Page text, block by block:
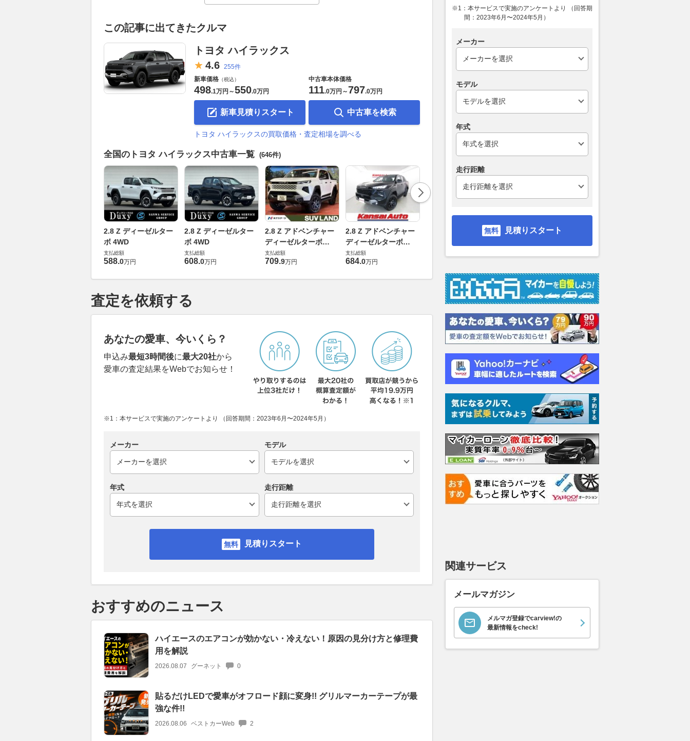
この記事に出てきたクルマ
トヨタ ハイラックス
4.6 255件
新車価格 （税込）
498.1万円 ～550.0万円
新車見積りスタート
中古車本体価格
111.0万円 ～797.0万円
中古車を検索
トヨタ ハイラックスの買取価格・査定相場を調べる
全国のトヨタ ハイラックス中古車一覧 (646件)
2.8 Z ディーゼルター
ボ 4WD
支払総額
588.0万円
2.8 Z ディーゼルター
ボ 4WD
支払総額
608.0万円
2.8 Z アドベンチャー
ディーゼルターボ
4WD
支払総額
709.9万円
2.8 Z アドベンチャー
ディーゼルターボ
4WD
支払総額
684.0万円
2.8 Z ディーゼルター
7万円
2.8 Z アドベンチャー
4WD
円
4WD
704
査定を依頼する
あなたの愛車、今いくら？
申込み最短3時間後に最大20社から
愛車の査定結果をWebでお知らせ！
※1：本サービスで実施のアンケートより （回答期間：2023年6月〜2024年5月）
メーカー モデル
年式 走行距離
見積りスタート
おすすめのニュース
ハイエースのエアコンが効かない・冷えない！原因の見分け方と修理費
用を解説
2026.08.07 グーネット 0
貼るだけLEDで愛車がオフロード顔に変身!! グリルマーカーテープが最
強な件!!
2026.08.06 ベストカーWeb 2
※1：本サービスで実施のアンケートより （回答期
間：2023年6月〜2024年5月）
メーカー
モデル
年式
走行距離
見積りスタート
関連サービス
メールマガジン
メルマガ登録でcarview!の
最新情報をcheck!